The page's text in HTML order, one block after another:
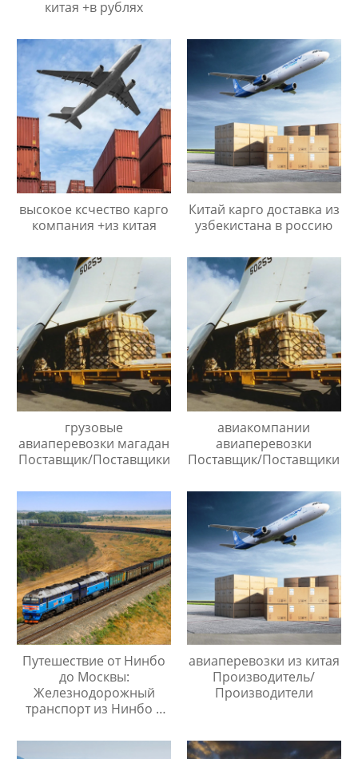
китая +в рублях
высокое ксчество карго
компания +из китая
Китай карго доставка из
узбекистана в россию
грузовые
авиаперевозки магадан
Поставщик/Поставщики
авиакомпании
авиаперевозки
Поставщик/Поставщики
Путешествие от Нинбо
до Москвы:
Железнодорожный
транспорт из Нинбо в
авиаперевозки из китая
Производитель/
Производители